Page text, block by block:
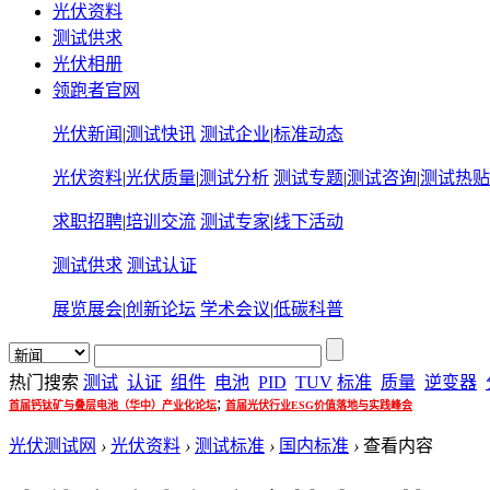
光伏资料
测试供求
光伏相册
领跑者官网
光伏新闻 |测试快讯 测试企业|标准动态
光伏资料|光伏质量|测试分析 测试专题|测试咨询|测试热贴
求职招聘|培训交流 测试专家|线下活动
测试供求 测试认证
展览展会|创新论坛 学术会议|低碳科普
热门搜索 测试 认证 组件 电池 PID TUV 标准 质量 逆变器
首届钙钛矿与叠层电池（华中）产业化论坛; 首届光伏行业ESG价值落地与实践峰会
光伏测试网 › 光伏资料 › 测试标准 › 国内标准 › 查看内容